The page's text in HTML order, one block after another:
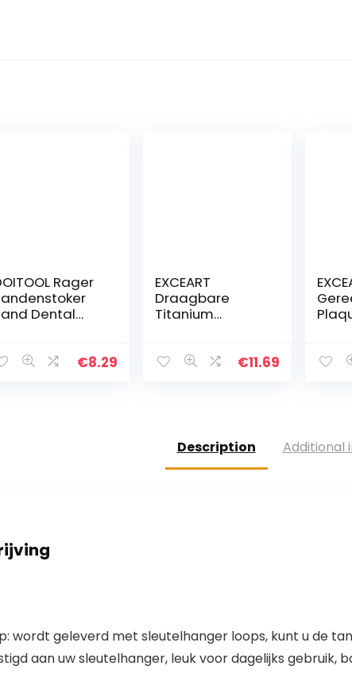
Rager
Dental
€8.29
EXCEART
Draagbare
Titanium
Tandenstoker
€11.69
Description Additional
wordt geleverd met sleutelhanger loops, kunt u de
aan uw sleutelhanger, leuk voor dagelijks gebruik,